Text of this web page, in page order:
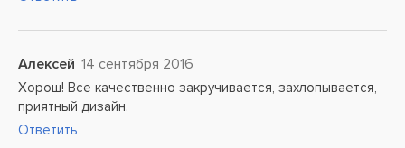
Алексей 14 сентября 2016
Хорош! Все качественно закручивается, захлопывается,
приятный дизайн.
Ответить